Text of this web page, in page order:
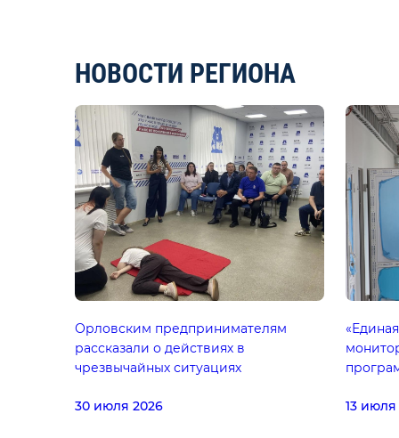
НОВОСТИ РЕГИОНА
Орловским предпринимателям
рассказали о действиях в
чрезвычайных ситуациях
30 июля 2026 13 июля